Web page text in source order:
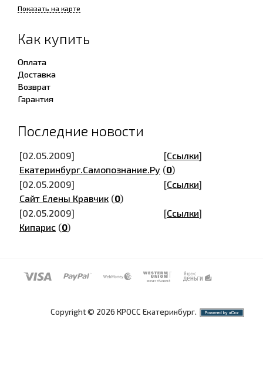
Показать на карте
Как купить
Оплата
Доставка
Возврат
Гарантия
Последние новости
[02.05.2009] [Ссылки]
Екатеринбург.Самопознание.Ру (0)
[02.05.2009]
[Ссылки]
Сайт Елены Кравчик (0)
[02.05.2009]
[Ссылки]
Кипарис (0)
Copyright © 2026 КРОСС Екатеринбург.